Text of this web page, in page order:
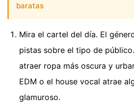
baratas
Mira el cartel del día. El
pistas sobre el tipo de
atraer ropa más oscura y
EDM o el house vocal atrae
glamuroso.